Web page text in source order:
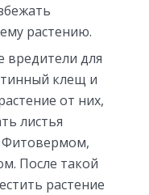
растению.
вредители для
клещ и
от них,
листья
Фитовермом,
После такой
растение